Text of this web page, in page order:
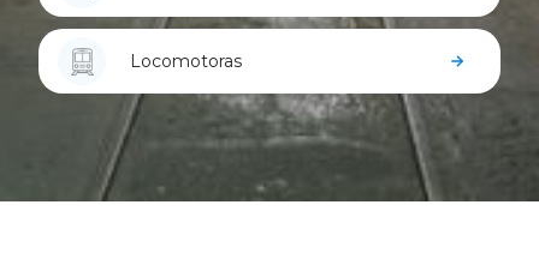
Locomotoras